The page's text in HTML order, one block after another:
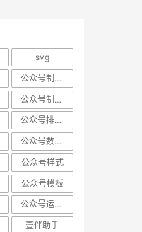
svg
公众号制作、公众号模板
公众号制作，公众号排版、微信编辑器
公众号排版，公众号素材
公众号数据分析
公众号样式
公众号模板
公众号运营，公众号编辑器
壹伴助手